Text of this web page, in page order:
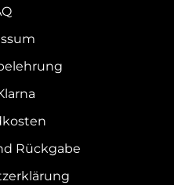
Rückgabe